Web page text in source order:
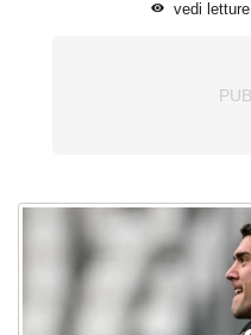
vedi letture